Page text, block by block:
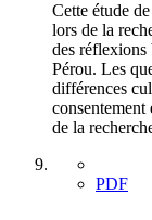
Cette étude
lors de la
des réflexions
Pérou. Les
différences
consentement
de la
PDF